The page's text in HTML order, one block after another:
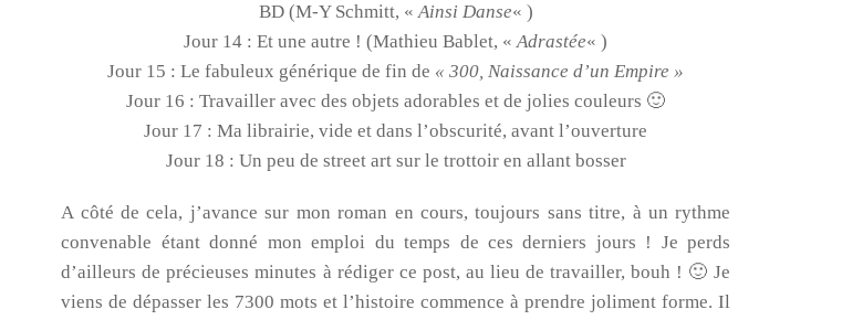
BD (M-Y Schmitt, «Ainsi Danse« )
Jour 14 : Et une autre ! (Mathieu Bablet, «Adrastée« )
Jour 15 : Le fabuleux générique de fin de « 300, Naissance d’un Empire »
Jour 16 : Travailler avec des objets adorables et de jolies couleurs 🙂
Jour 17 : Ma librairie, vide et dans l’obscurité, avant l’ouverture
Jour 18 : Un peu de street art sur le trottoir en allant bosser
A côté de cela, j’avance sur mon roman en cours, toujours sans titre, à un rythme
convenable étant donné mon emploi du temps de ces derniers jours ! Je perds
d’ailleurs de précieuses minutes à rédiger ce post, au lieu de travailler, bouh ! 🙂 Je
viens de dépasser les 7300 mots et l’histoire commence à prendre joliment forme. Il